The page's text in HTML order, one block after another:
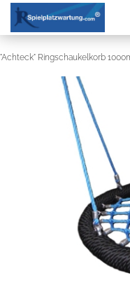
"Achteck" Ringschaukelkorb